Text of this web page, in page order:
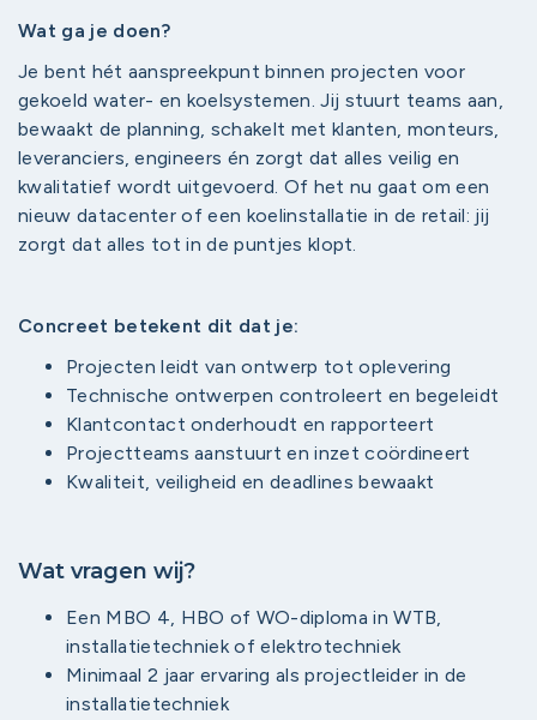
Wat ga je doen?
Je bent hét aanspreekpunt binnen projecten voor
gekoeld water- en koelsystemen. Jij stuurt teams aan,
bewaakt de planning, schakelt met klanten, monteurs,
leveranciers, engineers én zorgt dat alles veilig en
kwalitatief wordt uitgevoerd. Of het nu gaat om een
nieuw datacenter of een koelinstallatie in de retail: jij
zorgt dat alles tot in de puntjes klopt.
Concreet betekent dit dat je:
Projecten leidt van ontwerp tot oplevering
Technische ontwerpen controleert en begeleidt
Klantcontact onderhoudt en rapporteert
Projectteams aanstuurt en inzet coördineert
Kwaliteit, veiligheid en deadlines bewaakt
Wat vragen wij?
Een MBO 4, HBO of WO-diploma in WTB,
installatietechniek of elektrotechniek
Minimaal 2 jaar ervaring als projectleider in de
installatietechniek